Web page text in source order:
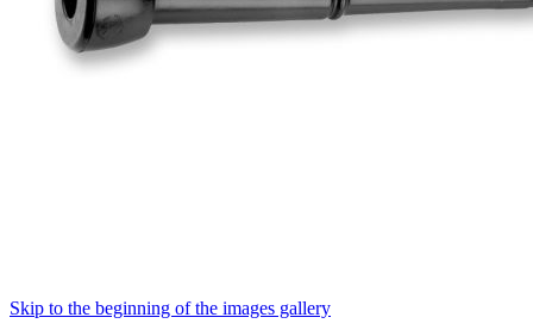
Skip to the beginning of the images gallery